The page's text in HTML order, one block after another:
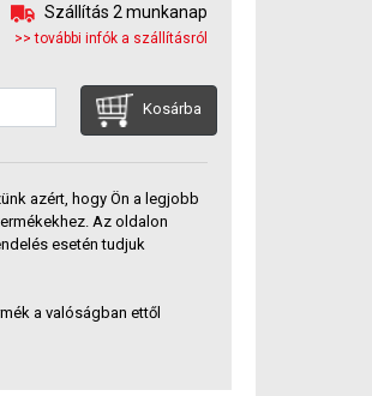
Szállítás 2 munkanap
>> további infók a szállításról
Kosárba
azért, hogy Ön a legjobb
Az oldalon
esetén tudjuk
a valóságban ettől